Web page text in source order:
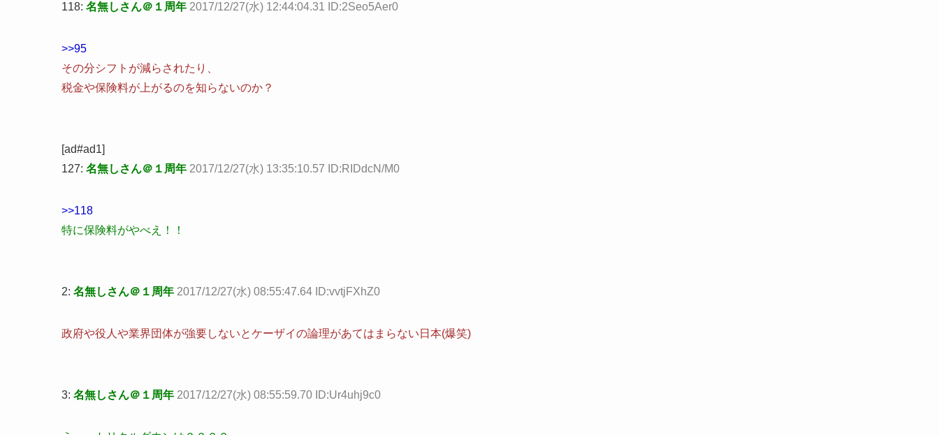
118: 名無しさん＠１周年 2017/12/27(水) 12:44:04.31 ID:2Seo5Aer0
>>95
その分シフトが減らされたり、
税金や保険料が上がるのを知らないのか？
[ad#ad1]
127: 名無しさん＠１周年 2017/12/27(水) 13:35:10.57 ID:RIDdcN/M0
>>118
特に保険料がやべえ！！
2: 名無しさん＠１周年 2017/12/27(水) 08:55:47.64 ID:vvtjFXhZ0
政府や役人や業界団体が強要しないとケーザイの論理があてはまらない日本(爆笑)
3: 名無しさん＠１周年 2017/12/27(水) 08:55:59.70 ID:Ur4uhj9c0